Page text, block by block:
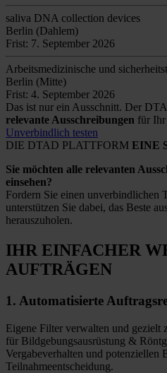
saliva DNA collection devices
Berlin (Dahlem)
Frist: 7. September 2026
Arbeitsmedizinische und
Berlin (Mitte)
Frist: 4. September 2026
Das ist nur ein Ausschnitt. Der
relevante Ausschreibungen für
Unverbindlich testen
DIE DTAD PLATTFORM EINE
Sie möchten alle relevanten
einsehen?
Fordern Sie einen unverbindlichen
unterstützen Sie dabei, das Beste
herauszuholen.
IHR EINFACHER
AUFTRÄGEN
1. Automatisierte
Eigene Filter verwalten und gezielt
für Bildgebungsausrüstung &
Vergabeverhalten und potenziellen
Teilnahmeentscheidung.